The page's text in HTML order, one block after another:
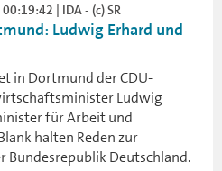
| IDA - (c) SR
Ludwig Erhard und
in Dortmund der CDU-
Ludwig
für Arbeit und
halten Reden zur
Bundesrepublik Deutschland.